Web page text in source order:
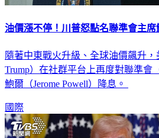
油價漲不停！川普怒點名聯準會主
隨著中東戰火升級、全球油價飆升，
Trump）在社群平台上再度對聯準會
鮑爾（Jerome Powell）降息。
國際